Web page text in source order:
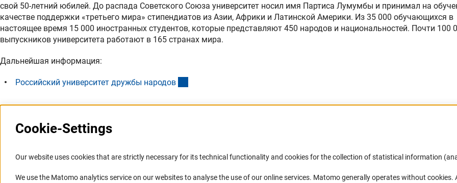
свой 50-летний юбилей. До распада Советского Союза университет носил имя Партиса Лумумбы и принимал на
качестве поддержки «третьего мира» стипендиатов из Азии, Африки и Латинской Америки. Из 35 000 обучающихся в
настоящее время 15 000 иностранных студентов, которые представляют 450 народов и национальностей. Почти 100
выпускников университета работают в 165 странах мира.
Дальнейшая информация:
Российский университет дружбы народов
Cookie-Settings
Our website uses cookies that are strictly necessary for its technical functionality and cookies for the collection of statistical information
We use the Matomo analytics service on our websites to analyse the use of our online services. Matomo generally operates without cookies.